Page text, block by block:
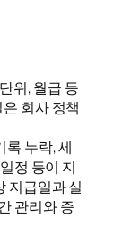
위, 월급 등
회사 정책
록 누락, 세
정 등이 지
지급일과 실
관리와 증